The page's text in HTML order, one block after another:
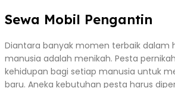
Sewa Mobil Pengantin
Diantara banyak momen terbaik dalam
manusia adalah menikah. Pesta
kehidupan bagi setiap manusia untuk
baru. Aneka kebutuhan pesta harus